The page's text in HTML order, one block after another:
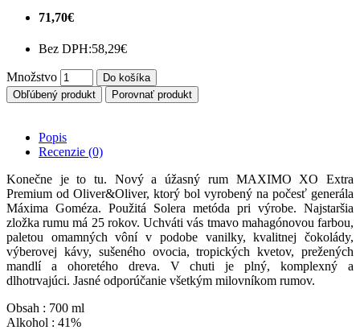
71,70€
Bez DPH:58,29€
Množstvo
Do košíka
Obľúbený produkt
Porovnať produkt
Popis
Recenzie (0)
Konečne je to tu. Nový a úžasný rum MAXIMO XO Extra
Premium od Oliver&Oliver, ktorý bol vyrobený na počesť generála
Máxima Goméza. Použitá Solera metóda pri výrobe. Najstaršia
zložka rumu má 25 rokov. Uchváti vás tmavo mahagónovou farbou,
paletou omamných vôní v podobe vanilky, kvalitnej čokolády,
výberovej kávy, sušeného ovocia, tropických kvetov, prežených
mandlí a ohoretého dreva. V chuti je plný, komplexný a
dlhotrvajúci. Jasné odporúčanie všetkým milovníkom rumov.
Obsah : 700 ml
Alkohol : 41%